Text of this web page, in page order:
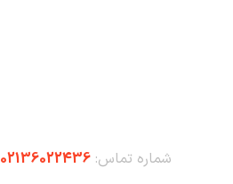
شماره تماس: 02136022436